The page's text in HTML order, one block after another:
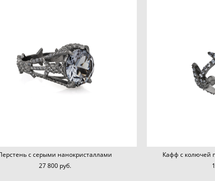
с серыми нанокристаллами
27 800 pуб.
Кафф с колючей